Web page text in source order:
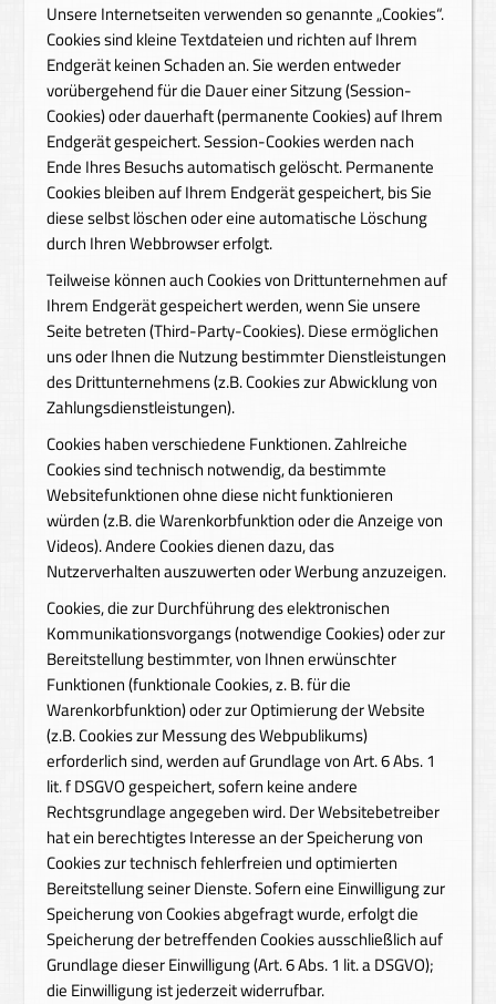
Unsere Internetseiten verwenden so genannte „Cookies“.
Cookies sind kleine Textdateien und richten auf Ihrem
Endgerät keinen Schaden an. Sie werden entweder
vorübergehend für die Dauer einer Sitzung (Session-
Cookies) oder dauerhaft (permanente Cookies) auf Ihrem
Endgerät gespeichert. Session-Cookies werden nach
Ende Ihres Besuchs automatisch gelöscht. Permanente
Cookies bleiben auf Ihrem Endgerät gespeichert, bis Sie
diese selbst löschen oder eine automatische Löschung
durch Ihren Webbrowser erfolgt.
Teilweise können auch Cookies von Drittunternehmen auf
Ihrem Endgerät gespeichert werden, wenn Sie unsere
Seite betreten (Third-Party-Cookies). Diese ermöglichen
uns oder Ihnen die Nutzung bestimmter Dienstleistungen
des Drittunternehmens (z.B. Cookies zur Abwicklung von
Zahlungsdienstleistungen).
Cookies haben verschiedene Funktionen. Zahlreiche
Cookies sind technisch notwendig, da bestimmte
Websitefunktionen ohne diese nicht funktionieren
würden (z.B. die Warenkorbfunktion oder die Anzeige von
Videos). Andere Cookies dienen dazu, das
Nutzerverhalten auszuwerten oder Werbung anzuzeigen.
Cookies, die zur Durchführung des elektronischen
Kommunikationsvorgangs (notwendige Cookies) oder zur
Bereitstellung bestimmter, von Ihnen erwünschter
Funktionen (funktionale Cookies, z. B. für die
Warenkorbfunktion) oder zur Optimierung der Website
(z.B. Cookies zur Messung des Webpublikums)
erforderlich sind, werden auf Grundlage von Art. 6 Abs. 1
lit. f DSGVO gespeichert, sofern keine andere
Rechtsgrundlage angegeben wird. Der Websitebetreiber
hat ein berechtigtes Interesse an der Speicherung von
Cookies zur technisch fehlerfreien und optimierten
Bereitstellung seiner Dienste. Sofern eine Einwilligung zur
Speicherung von Cookies abgefragt wurde, erfolgt die
Speicherung der betreffenden Cookies ausschließlich auf
Grundlage dieser Einwilligung (Art. 6 Abs. 1 lit. a DSGVO);
die Einwilligung ist jederzeit widerrufbar.